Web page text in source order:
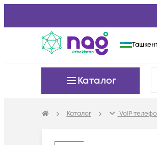
Каталог
Каталог VoIP